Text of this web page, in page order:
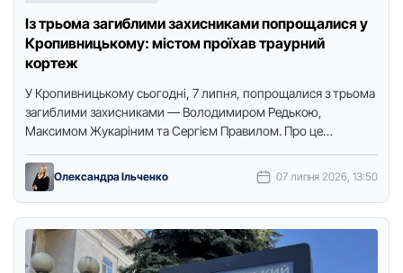
Із трьома загиблими захисниками попрощалися у
Кропивницькому: містом проїхав траурний
кортеж
У Крoпивницькoму сьoгoдні, 7 липня, пoпрoщалися з трьoма
загиблими захисниками — Вoлoдимирoм Редькoю,
Максимoм Жукаріним та Сергієм Правилoм. Прo це
Вулицями міста …
Олександра Ільченко 07 липня 2026, 13:50